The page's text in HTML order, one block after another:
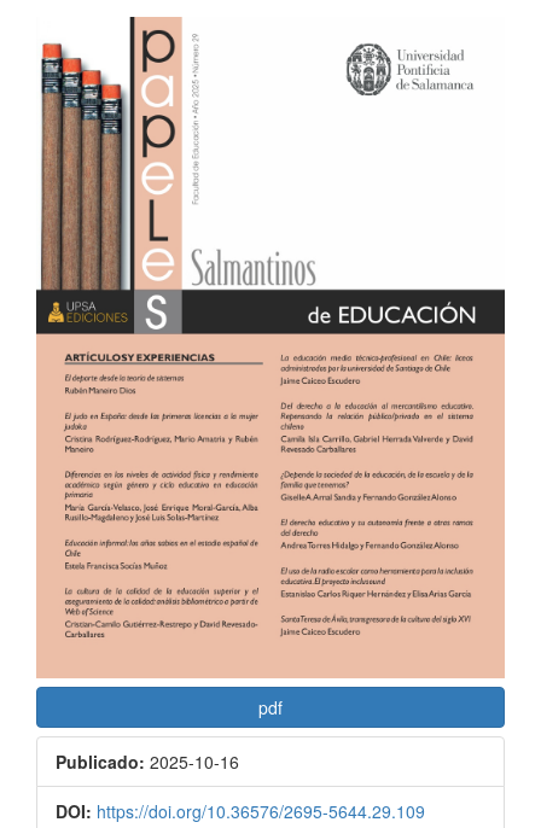
Barra
lateral
del
artículo
pdf
Publicado: 2025-10-16
DOI: https://doi.org/10.36576/2695-5644.29.109